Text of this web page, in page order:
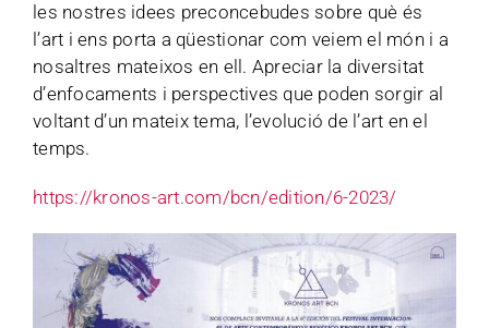
les nostres idees preconcebudes sobre què és
l’art i ens porta a qüestionar com veiem el món i a
nosaltres mateixos en ell. Apreciar la diversitat
d’enfocaments i perspectives que poden sorgir al
voltant d’un mateix tema, l’evolució de l’art en el
temps.
https://kronos-art.com/bcn/edition/6-2023/